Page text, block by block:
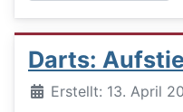
Darts:
DetailsErstellt: 13. April